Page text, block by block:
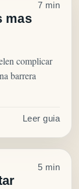
7 min
mas
complicar
barrera
Leer guia
5 min